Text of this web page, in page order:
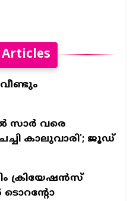
വീണ്ടും
സാര്‍ വരെ
കാലുവാരി'; ജൂഡ്
ക്രിയേഷന്‍സ്
ടൊറന്റോ